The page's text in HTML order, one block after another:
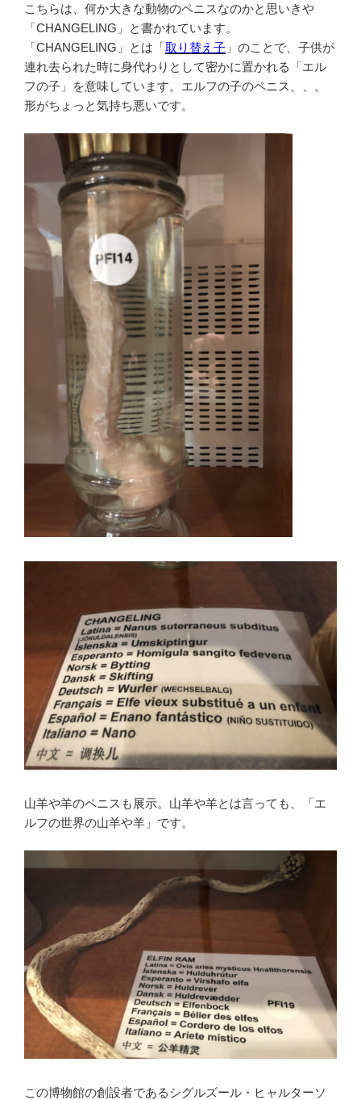
こちらは、何か大きな動物のペニスなのかと思いきや
「CHANGELING」と書かれています。
「CHANGELING」とは「取り替え子 」のことで、子供が
連れ去られた時に身代わりとして密かに置かれる「エル
フの子」を意味しています。エルフの子のペニス、、。
形がちょっと気持ち悪いです。
山羊や羊のペニスも展示。山羊や羊とは言っても、「エ
ルフの世界の山羊や羊」です。
この博物館の創設者であるシグルズール・ヒャルターソ